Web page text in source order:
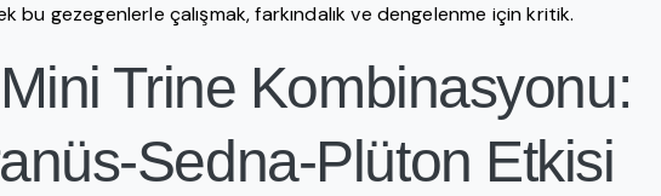
bu gezegenlerle çalışmak, farkındalık ve dengelenme için kritik.
Trine Kombinasyonu:
Etkisi